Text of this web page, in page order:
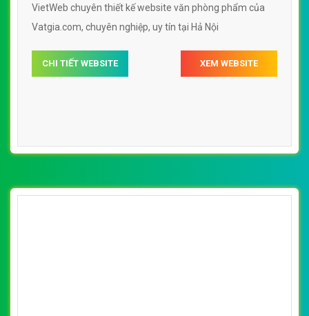
VietWeb chuyên thiết kế website văn phòng phẩm của
Vatgia.com, chuyên nghiệp, uy tín tại Hả Nội
CHI TIẾT WEBSITE XEM WEBSITE